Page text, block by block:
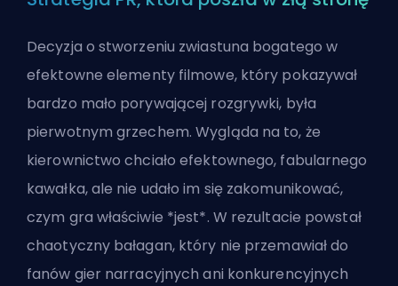
Decyzja o stworzeniu zwiastuna bogatego w
efektowne elementy filmowe, który pokazywał
bardzo mało porywającej rozgrywki, była
pierwotnym grzechem. Wygląda na to, że
kierownictwo chciało efektownego, fabularnego
kawałka, ale nie udało im się zakomunikować,
czym gra właściwie *jest*. W rezultacie powstał
chaotyczny bałagan, który nie przemawiał do
fanów gier narracyjnych ani konkurencyjnych